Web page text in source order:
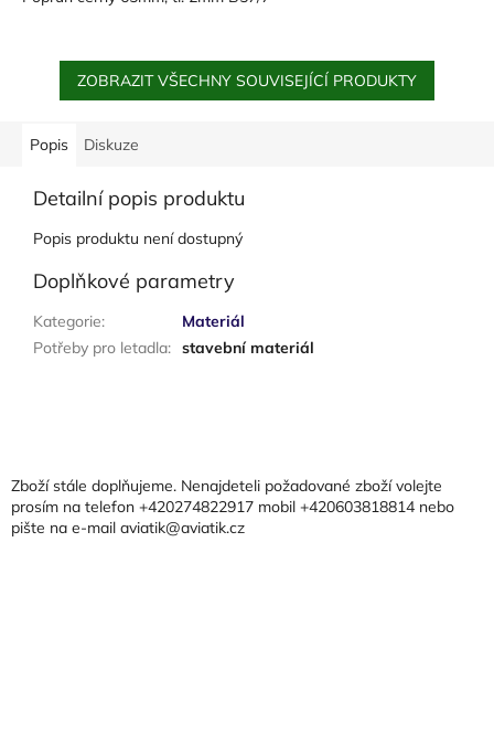
ZOBRAZIT VŠECHNY SOUVISEJÍCÍ PRODUKTY
Popis Diskuze
Detailní popis produktu
Popis produktu není dostupný
Doplňkové parametry
Kategorie:
Materiál
Potřeby pro letadla: stavební materiál
aZboží stále doplňujeme. Nenajdeteli požadované zboží volejte
prosím na telefon +420274822917 mobil +420603818814 nebo
pište na e-mail aviatik@aviatik.cz